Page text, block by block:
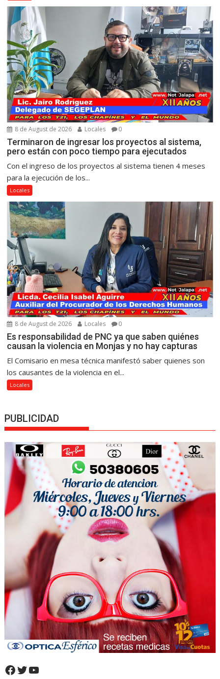
8 de August de 2026 Locales 0
Terminaron de ingresar los proyectos al sistema,
pero están con poco tiempo para ejecutados
Con el ingreso de los proyectos al sistema tienen 4 meses
para la ejecución de los...
Locales
8 de August de 2026 Locales 0
Es responsabilidad de PNC ya que saben quiénes
causan la violencia en Monjas y no hay capturas
El Comisario en mesa técnica manifestó saber quienes son
los causantes de la violencia en el...
Locales
PUBLICIDAD
Facebook
Twitter
YouTube